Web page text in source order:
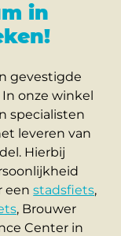
in
gevestigde
onze winkel
specialisten
leveren van
Hierbij
eenstadsfiets,
, Brouwer
Center in